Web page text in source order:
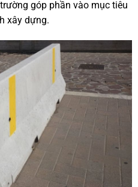
góp phần vào mục tiêu
xây dựng.